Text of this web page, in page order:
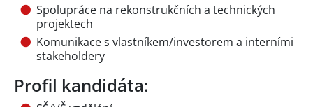
Spolupráce na rekonstrukčních a technických
projektech
Komunikace s vlastníkem/investorem a interními
stakeholdery
Profil kandidáta: